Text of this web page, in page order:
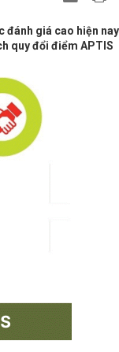
đánh giá cao hiện
quy đổi điểm APTIS